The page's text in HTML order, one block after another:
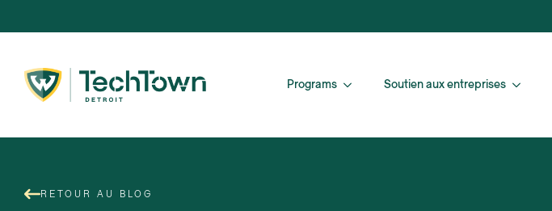
Programs Soutien aux entreprises
RETOUR AU BLOG